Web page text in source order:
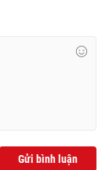
Gửi bình luận